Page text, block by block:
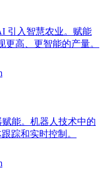
引入智慧农业。赋能
高、更智能的产量。
能。机器人技术中的
踪和实时控制。